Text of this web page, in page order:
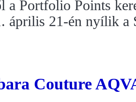
a Portfolio Points
április 21-én nyílik a
Couture